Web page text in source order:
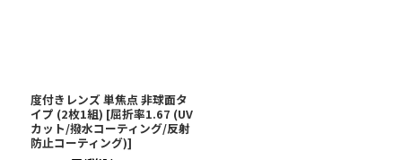
度付きレンズ 単焦点 非球面タ
イプ (2枚1組) [屈折率1.67 (UV
カット/撥水コーティング/反射
防止コーティング)]